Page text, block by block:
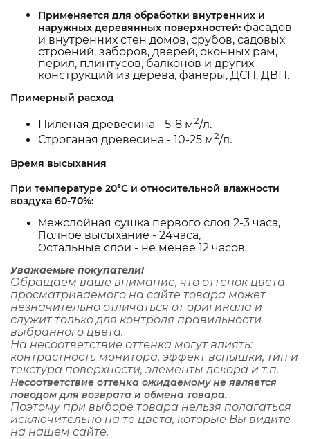
Применяется для обработки внутренних и
наружных деревянных поверхностей: фасадов
и внутренних стен домов, срубов, садовых
строений, заборов, дверей, оконных рам,
перил, плинтусов, балконов и других
конструкций из дерева, фанеры, ДСП, ДВП.
Примерный расход
Пиленая древесина - 5-8 м2/л.
Строганая древесина - 10-25 м2/л.
Время высыхания
При температуре 20°С и относительной влажности
воздуха 60-70%:
Межслойная сушка первого слоя 2-3 часа,
Полное высыхание - 24часа,
Остальные слои - не менее 12 часов.
Уважаемые покупатели!
Обращаем ваше внимание, что оттенок цвета
просматриваемого на сайте товара может
незначительно отличаться от оригинала и
служит только для контроля правильности
выбранного цвета.
На несоответствие оттенка могут влиять:
контрастность монитора, эффект вспышки, тип и
текстура поверхности, элементы декора и т.п.
Несоответствие оттенка ожидаемому не является
поводом для возврата и обмена товара.
Поэтому при выборе товара нельзя полагаться
исключительно на те цвета, которые Вы видите
на нашем сайте.